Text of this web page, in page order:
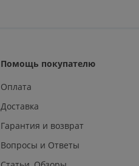
Помощь покупателю
Оплата
Доставка
Гарантия и возврат
Вопросы и Ответы